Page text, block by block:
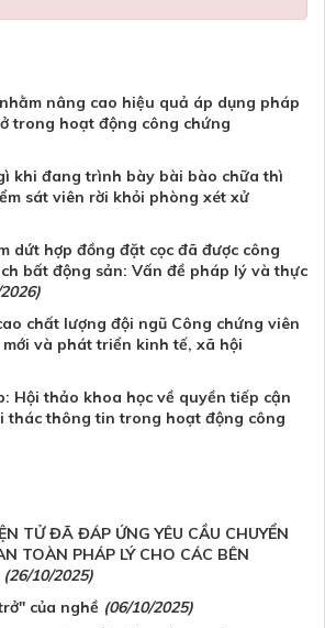
nâng cao hiệu quả áp dụng pháp
trong hoạt động công chứng
khi đang trình bày bài bào chữa thì
sát viên rời khỏi phòng xét xử
dứt hợp đồng đặt cọc đã được công
bất động sản: Vấn đề pháp lý và thực
chất lượng đội ngũ Công chứng viên
và phát triển kinh tế, xã hội
Hội thảo khoa học về quyền tiếp cận
thác thông tin trong hoạt động công
TỬ ĐÃ ĐÁP ỨNG YÊU CẦU CHUYỂN
TOÀN PHÁP LÝ CHO CÁC BÊN
(26/10/2025)
của nghề (06/10/2025)